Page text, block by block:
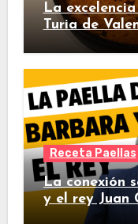
La
Turia de
Receta Paellas
La conexión
y el rey Juan
conquistó al